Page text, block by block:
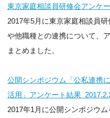
東京家庭相談員研修会アンケ
2017年5月に東京家庭相談員
や他職種との連携について、
まとめました。
公開シンポジウム「公私連携
活用」アンケート結果
2017年1月に公開シンポジウ